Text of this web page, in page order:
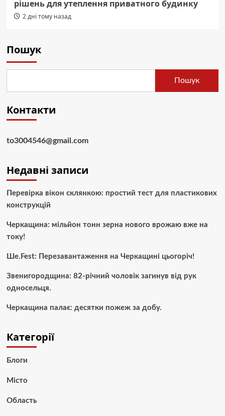
рішень для утеплення приватного будинку
2 дні тому назад
Пошук
Пошук
Контакти
to3004546@gmail.com
Недавні записи
Перевірка вікон склянкою: простий тест для пластикових
конструкцій
Черкащина: мільйон тонн зерна нового врожаю вже на
току!
Ше.Fest: Перезавантаження на Черкащині цьогоріч!
Звенигородщина: 82-річний чоловік загинув від рук
односельця.
Черкащина палає: десятки пожеж за добу.
Категорії
Блоги
Місто
Область